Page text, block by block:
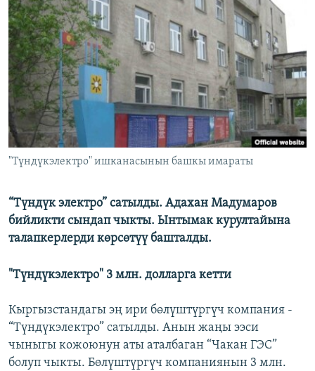
ЭЖЕ-СИҢДИЛЕР
АЗАТТЫК+
ЫҢГАЙСЫЗ СУРООЛОР
ОНЛАЙН ШЕРИНЕ
ЭЕ/АРнун бардык сайттары
"Түндүкэлектро" ишканасынын башкы имараты
“Түндүк электро” сатылды. Адахан Мадумаров
бийликти сындап чыкты. Ынтымак курултайына
талапкерлерди көрсөтүү башталды.
"Түндүкэлектро" 3 млн. долларга кетти
Кыргызстандагы эң ири бөлүштүргүч компания -
“Түндүкэлектро” сатылды. Анын жаңы ээси
чыныгы кожоюнун аты аталбаган “Чакан ГЭС”
болуп чыкты. Бөлүштүргүч компаниянын 3 млн.